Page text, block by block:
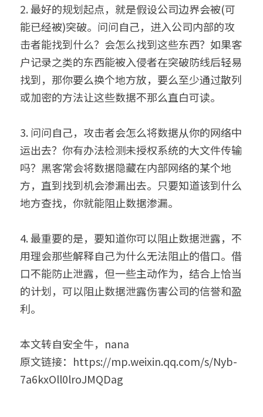
2. 最好的规划起点，就是假设公司边界会被(可
能已经被)突破。问问自己，进入公司内部的攻
击者能找到什么？会怎么找到这些东西？如果客
户记录之类的东西能被入侵者在突破防线后轻易
找到，那你要么换个地方放，要么至少通过散列
或加密的方法让这些数据不那么直白可读。
3. 问问自己，攻击者会怎么将数据从你的网络中
运出去？你有办法检测未授权系统的大文件传输
吗？黑客常会将数据隐藏在内部网络的某个地
方，直到找到机会渗漏出去。只要知道该到什么
地方查找，你就能阻止数据渗漏。
4. 最重要的是，要知道你可以阻止数据泄露，不
用理会那些解释自己为什么无法阻止的借口。借
口不能防止泄露，但一些主动作为，结合上恰当
的计划，可以阻止数据泄露伤害公司的信誉和盈
利。
本文转自安全牛，nana
原文链接：https://mp.weixin.qq.com/s/Nyb-
7a6kxOll0lroJMQDag